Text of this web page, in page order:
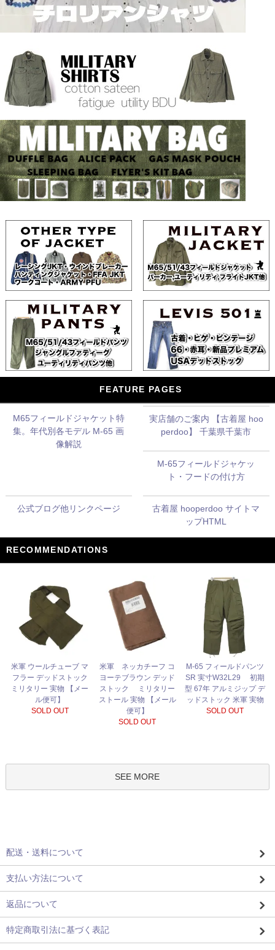
FEATURE PAGES
M65フィールドジャケット特
集。年代別各モデル M-65 画
像解説
実店舗のご案内 【古着屋 hoo
perdoo】 千葉県千葉市
M-65フィールドジャケッ
ト・フードの付け方
公式ブログ他リンクページ
古着屋 hooperdoo サイトマ
ップHTML
RECOMMENDATIONS
米軍 ウールチューブ マ
フラー デッドストック
ミリタリー 実物 【メー
ル便可】
SOLD OUT
米軍 ネッカチーフ コ
ヨーテブラウン デッド
ストック ミリタリー
ストール 実物 【メール
便可】
SOLD OUT
M-65 フィールドパンツ
SR 実寸W32L29 初期
型 67年 アルミジップ デ
ッドストック 米軍 実物
SOLD OUT
SEE MORE
配送・送料について
支払い方法について
返品について
特定商取引法に基づく表記